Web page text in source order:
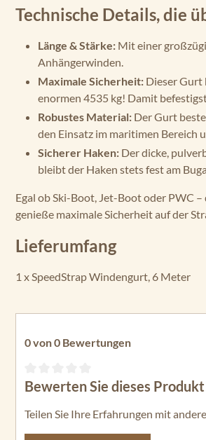
Technische Details, die
Länge & Stärke: Mit einer
Anhängerwinden.
Maximale Sicherheit: Dieser Gurt
enormen 4535 kg! Damit
Robustes Material: Der Gurt
den Einsatz im maritimen Bereich
Sicherer Haken: Der dicke,
bleibt der Haken stets fest am
Egal ob Ski-Boot, Jet-Boot oder PWC
genieße maximale Sicherheit auf der
Lieferumfang
1 x SpeedStrap Windengurt, 6 Meter
0 von 0 Bewertungen
Durchschnittliche Bewertung von 0
Bewerten Sie dieses
Teilen Sie Ihre Erfahrungen mit